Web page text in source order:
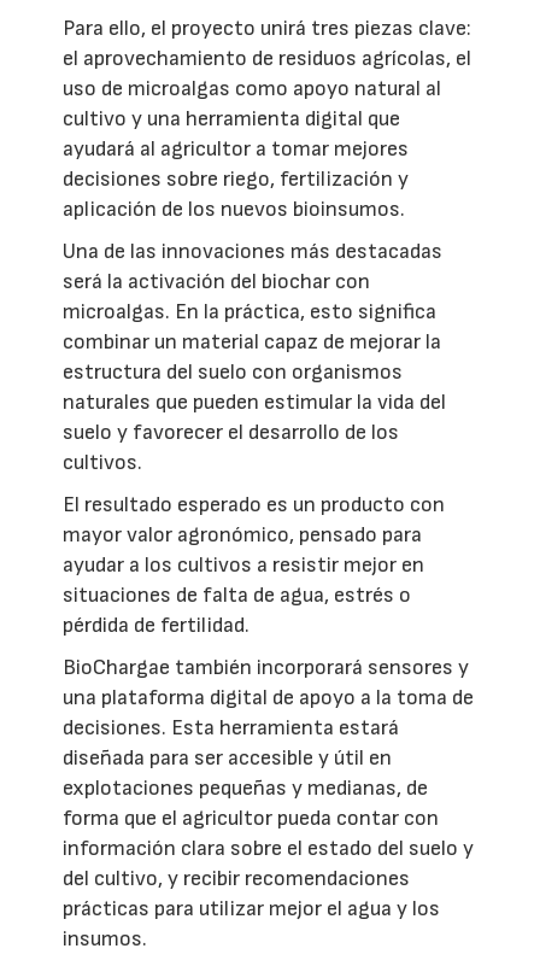
Para ello, el proyecto unirá tres piezas clave:
el aprovechamiento de residuos agrícolas, el
uso de microalgas como apoyo natural al
cultivo y una herramienta digital que
ayudará al agricultor a tomar mejores
decisiones sobre riego, fertilización y
aplicación de los nuevos bioinsumos.
Una de las innovaciones más destacadas
será la activación del biochar con
microalgas. En la práctica, esto significa
combinar un material capaz de mejorar la
estructura del suelo con organismos
naturales que pueden estimular la vida del
suelo y favorecer el desarrollo de los
cultivos.
El resultado esperado es un producto con
mayor valor agronómico, pensado para
ayudar a los cultivos a resistir mejor en
situaciones de falta de agua, estrés o
pérdida de fertilidad.
BioChargae también incorporará sensores y
una plataforma digital de apoyo a la toma de
decisiones. Esta herramienta estará
diseñada para ser accesible y útil en
explotaciones pequeñas y medianas, de
forma que el agricultor pueda contar con
información clara sobre el estado del suelo y
del cultivo, y recibir recomendaciones
prácticas para utilizar mejor el agua y los
insumos.